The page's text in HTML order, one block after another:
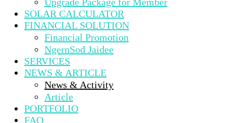
SOLAR CALCULATOR
FINANCIAL SOLUTION
Financial Promotion
NgernSod Jaidee
SERVICES
NEWS & ARTICLE
News & Activity
Article
PORTFOLIO
FAQ